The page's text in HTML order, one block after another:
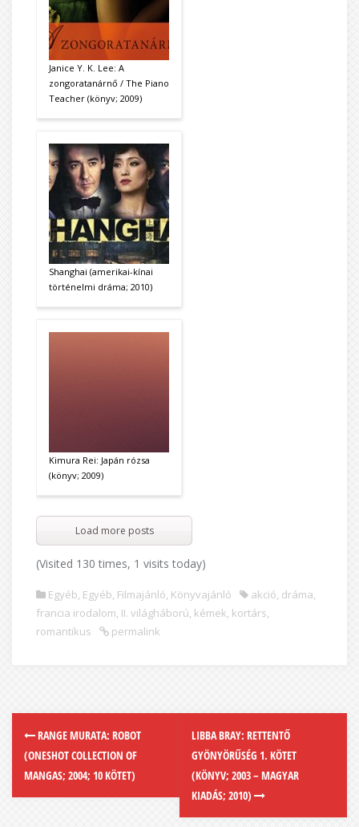
Janice Y. K. Lee: A
zongoratanárnő / The Piano
Teacher (könyv; 2009)
Shanghai (amerikai-kínai
történelmi dráma; 2010)
Kimura Rei: Japán rózsa
(könyv; 2009)
Load more posts
(Visited 130 times, 1 visits today)
Egyéb, Egyéb, Filmajánló, Könyvajánló akció, dráma,
francia irodalom, II. világháború, kémek, kortárs,
romantikus
permalink
RANGE MURATA: ROBOT
(ONESHOT COLLECTION OF
MANGAS; 2004; 10 KÖTET)
LIBBA BRAY: RETTENTŐ
GYÖNYÖRŰSÉG 1. KÖTET
(KÖNYV; 2003 – MAGYAR
KIADÁS; 2010)